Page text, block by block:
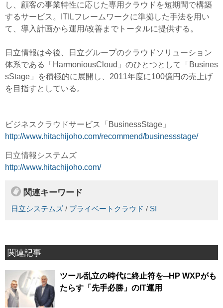
し、顧客の事業特性に応じた専用クラウドを短期間で構築
するサービス。ITILフレームワークに準拠した手法を用い
て、導入計画から運用/改善までトータルに提供する。
日立情報は今後、日立グループのクラウドソリューション
体系である「HarmoniousCloud」のひとつとして「Busines
sStage」を積極的に展開し、2011年度に100億円の売上げ
を目指すとしている。
ビジネスクラウドサービス「BusinessStage」
http://www.hitachijoho.com/recommend/businessstage/
日立情報システムズ
http://www.hitachijoho.com/
関連キーワード
日立システムズ / プライベートクラウド / SI
関連記事
ツール乱立の時代に終止符を─HP WXPがも
たらす「先手必勝」のIT運用